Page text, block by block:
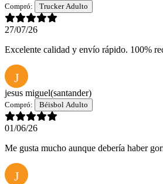
Compró: Trucker Adulto
27/07/26
Excelente calidad y envío rápido. 100%
J
jesus miguel(santander)
Compró: Béisbol Adulto
01/06/26
Me gusta mucho aunque debería haber
J